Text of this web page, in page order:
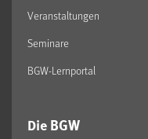
Veranstaltungen
Seminare
BGW-Lernportal
Die BGW